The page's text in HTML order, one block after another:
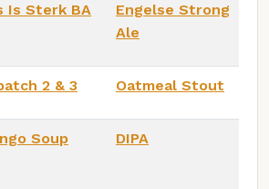
Is Sterk BA
Engelse Strong
Ale
2 & 3 Oatmeal Stout
Soup
DIPA